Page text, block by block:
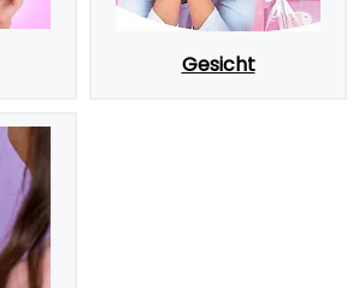
Gesicht